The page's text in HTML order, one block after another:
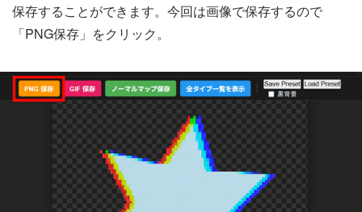
保存することができます。今回は画像で保存するので
「PNG保存」をクリック。